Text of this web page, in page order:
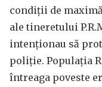
condiţii de
ale tineretului
intenţionau să
poliție. Populaţia
întreaga poveste